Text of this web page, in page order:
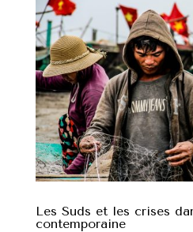
Les Suds et les crises
contemporaine